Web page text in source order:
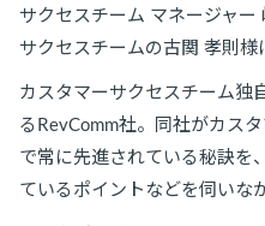
サクセスチーム マネージャ
サクセスチームの古関 孝則様
カスタマーサクセスチーム独
るRevComm社。同社がカス
で常に先進されている秘訣を
ているポイントなどを伺いな